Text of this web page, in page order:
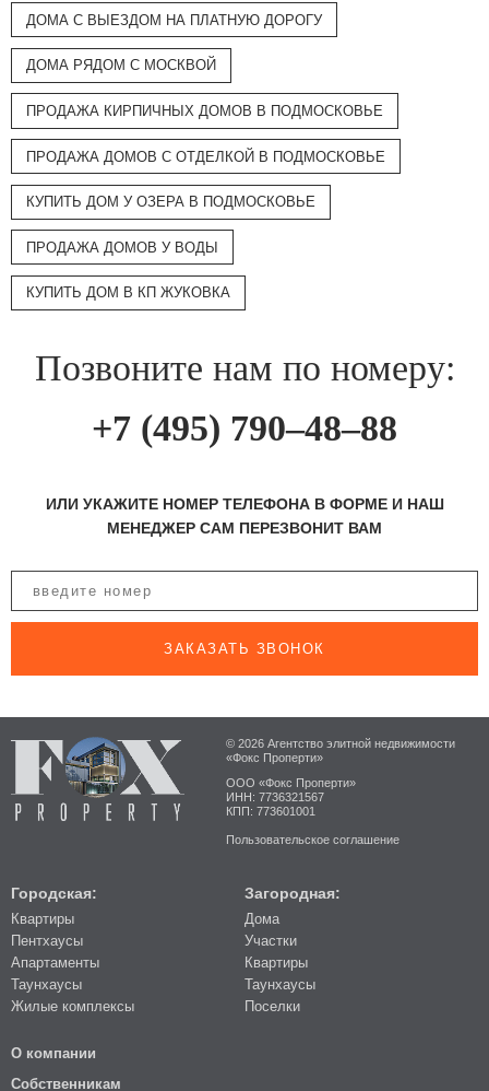
ДОМА С ВЫЕЗДОМ НА ПЛАТНУЮ ДОРОГУ
ДОМА РЯДОМ С МОСКВОЙ
ПРОДАЖА КИРПИЧНЫХ ДОМОВ В ПОДМОСКОВЬЕ
ПРОДАЖА ДОМОВ С ОТДЕЛКОЙ В ПОДМОСКОВЬЕ
КУПИТЬ ДОМ У ОЗЕРА В ПОДМОСКОВЬЕ
ПРОДАЖА ДОМОВ У ВОДЫ
КУПИТЬ ДОМ В КП ЖУКОВКА
Позвоните нам по номеру:
+7 (495) 790–48–88
ИЛИ УКАЖИТЕ НОМЕР ТЕЛЕФОНА В ФОРМЕ И НАШ
МЕНЕДЖЕР САМ ПЕРЕЗВОНИТ ВАМ
ЗАКАЗАТЬ ЗВОНОК
© 2026 Агентство элитной недвижимости
«Фокс Проперти»
ООО «Фокс Проперти»
ИНН: 7736321567
КПП: 773601001
Пользовательское соглашение
Городская:
Квартиры
Пентхаусы
Апартаменты
Таунхаусы
Жилые комплексы
Загородная:
Дома
Участки
Квартиры
Таунхаусы
Поселки
О компании
Собственникам